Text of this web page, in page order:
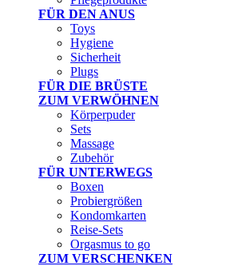
FÜR DEN ANUS
Toys
Hygiene
Sicherheit
Plugs
FÜR DIE BRÜSTE
ZUM VERWÖHNEN
Körperpuder
Sets
Massage
Zubehör
FÜR UNTERWEGS
Boxen
Probiergrößen
Kondomkarten
Reise-Sets
Orgasmus to go
ZUM VERSCHENKEN